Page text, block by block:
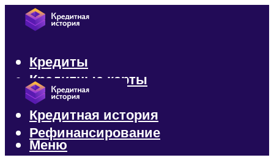
Кредиты
Кредитные карты
Микрозаймы
Кредитная история
Рефинансирование
Меню